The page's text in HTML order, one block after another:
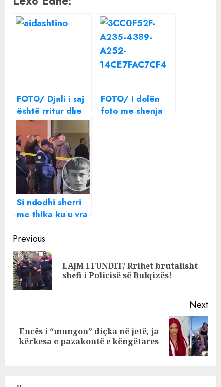
FOTO/ Djali i saj
është rritur dhe
është në një
lidhje serioze,
por ja si është
Aida Shtino si
vjehrrë
FOTO/ I dolën
foto me shenja
Si ndodhi sherri
me thika ku u vra
Tiranë
Continue
Reading
Previous
LAJM I FUNDIT/ Rrihet brutalisht
shefi i Policisë së Bulqizës!
Next
Next
post:
Encës i “mungon” diçka në jetë, ja
kërkesa e pazakontë e këngëtares